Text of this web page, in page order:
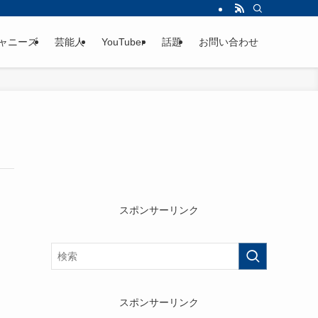
ニーズ 芸能人 YouTuber 話題 お問い合わせ
スポンサーリンク
スポンサーリンク